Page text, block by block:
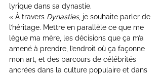
lyrique dans sa dynastie.
« À travers Dynasties, je souhaite parler de
l’héritage. Mettre en parallèle ce que me
lègue ma mère, les décisions que ça m’a
amené à prendre, l’endroit où ça façonne
mon art, et des parcours de célébrités
ancrées dans la culture populaire et dans